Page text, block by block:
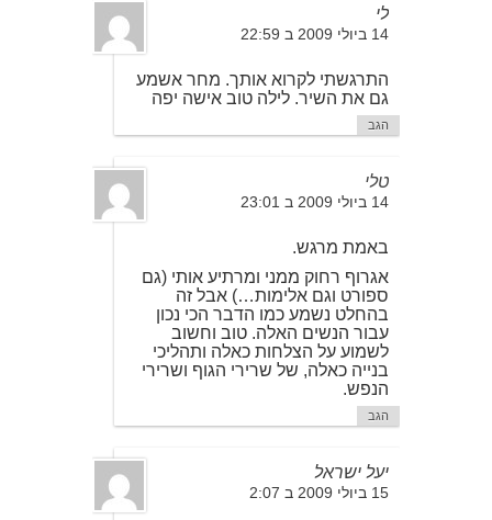
לי
14 ביולי 2009 ב 22:59
התרגשתי לקרוא אותך. מחר אשמע
גם את השיר. לילה טוב אישה יפה
הגב
טלי
14 ביולי 2009 ב 23:01
באמת מרגש.
אגרוף רחוק ממני ומרתיע אותי (גם
ספורט וגם אלימות…) אבל זה
בהחלט נשמע כמו הדבר הכי נכון
עבור הנשים האלה. טוב וחשוב
לשמוע על הצלחות כאלה ותהליכי
בנייה כאלה, של שרירי הגוף ושרירי
הנפש.
הגב
יעל ישראל
15 ביולי 2009 ב 2:07